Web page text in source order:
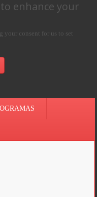
enhance your
consent for us to set